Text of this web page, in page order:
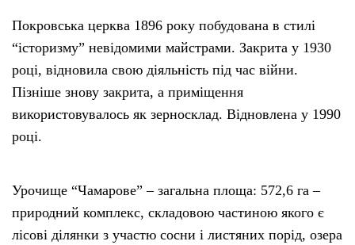
Покровська церква 1896 року побудована в стилі
“історизму” невідомими майстрами. Закрита у 1930
році, відновила свою діяльність під час війни.
Пізніше знову закрита, а приміщення
використовувалось як зерносклад. Відновлена у 1990
році.
Урочище “Чамарове” – загальна площа: 572,6 га –
природний комплекс, складовою частиною якого є
лісові ділянки з участю сосни і листяних порід, озера